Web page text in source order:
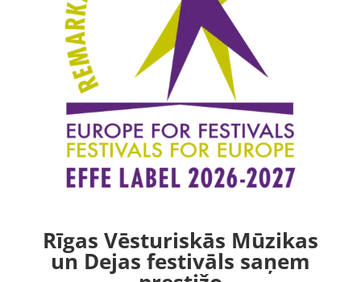
Rīgas Vēsturiskās Mūzikas
un Dejas festivāls saņem